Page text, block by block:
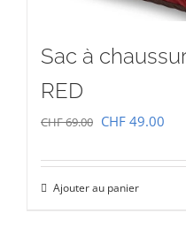
Sac à
RED
CHF69.00 Le
initial
était :
CHF 49.00
Ajouter au panier